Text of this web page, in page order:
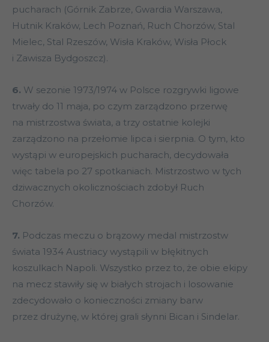
pucharach (Górnik Zabrze, Gwardia Warszawa,
Hutnik Kraków, Lech Poznań, Ruch Chorzów, Stal
Mielec, Stal Rzeszów, Wisła Kraków, Wisła Płock
i Zawisza Bydgoszcz).
6. W sezonie 1973/1974 w Polsce rozgrywki ligowe
trwały do 11 maja, po czym zarządzono przerwę
na mistrzostwa świata, a trzy ostatnie kolejki
zarządzono na przełomie lipca i sierpnia. O tym, kto
wystąpi w europejskich pucharach, decydowała
więc tabela po 27 spotkaniach. Mistrzostwo w tych
dziwacznych okolicznościach zdobył Ruch
Chorzów.
7. Podczas meczu o brązowy medal mistrzostw
świata 1934 Austriacy wystąpili w błękitnych
koszulkach Napoli. Wszystko przez to, że obie ekipy
na mecz stawiły się w białych strojach i losowanie
zdecydowało o konieczności zmiany barw
przez drużynę, w której grali słynni Bican i Sindelar.